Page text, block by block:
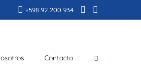
+598 92 200 934
Contacto